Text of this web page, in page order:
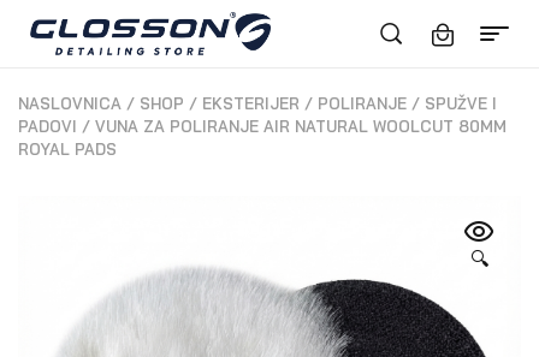
NASLOVNICA / SHOP / EKSTERIJER / POLIRANJE / SPUŽVE I
PADOVI / VUNA ZA POLIRANJE AIR NATURAL WOOLCUT 80MM
ROYAL PADS
🔍